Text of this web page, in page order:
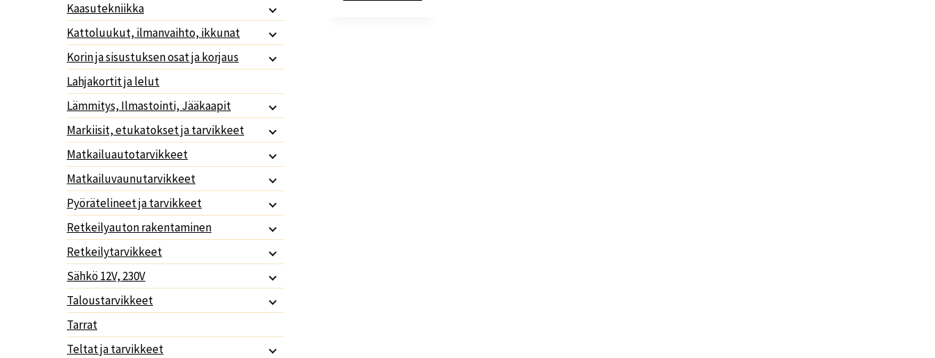
Kaasutekniikka
Kattoluukut, ilmanvaihto, ikkunat
Korin ja sisustuksen osat ja korjaus
Lahjakortit ja lelut
Lämmitys, Ilmastointi, Jääkaapit
Markiisit, etukatokset ja tarvikkeet
Matkailuautotarvikkeet
Matkailuvaunutarvikkeet
Pyörätelineet ja tarvikkeet
Retkeilyauton rakentaminen
Retkeilytarvikkeet
Sähkö 12V, 230V
Taloustarvikkeet
Tarrat
Teltat ja tarvikkeet